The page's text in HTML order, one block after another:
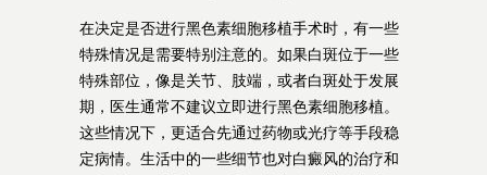
在决定是否进行黑色素细胞移植手术时，有一些
特殊情况是需要特别注意的。如果白斑位于一些
特殊部位，像是关节、肢端，或者白斑处于发展
期，医生通常不建议立即进行黑色素细胞移植。
这些情况下，更适合先通过药物或光疗等手段稳
定病情。生活中的一些细节也对白癜风的治疗和